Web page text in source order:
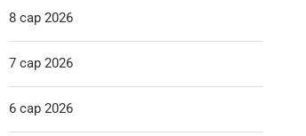
8 сар 2026
7 сар 2026
6 сар 2026